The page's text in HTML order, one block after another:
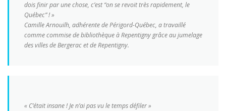
dois finir par une chose, c’est “on se revoit très rapidement, le
Québec” ! »
Camille Arnouilh, adhérente de Périgord-Québec, a travaillé
comme commise de bibliothèque à Repentigny grâce au jumelage
des villes de Bergerac et de Repentigny.
« C’était insane ! Je n’ai pas vu le temps défiler »